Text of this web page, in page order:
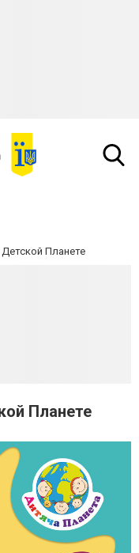
Планете
Планете